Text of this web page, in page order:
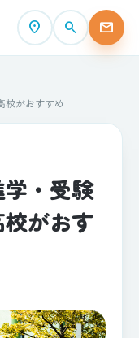
place search mail
校がおすすめ
・受験
がおす